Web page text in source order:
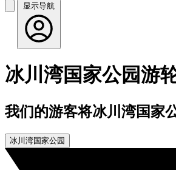
显示导航
冰川湾国家公园游
我们的游客将冰川湾国家
冰川湾国家公园